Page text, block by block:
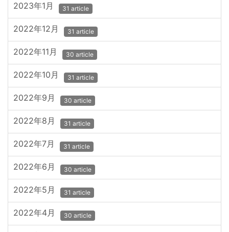
2023年1月 31 article
2022年12月 31 article
2022年11月 30 article
2022年10月 31 article
2022年9月 30 article
2022年8月 31 article
2022年7月 31 article
2022年6月 30 article
2022年5月 31 article
2022年4月 30 article